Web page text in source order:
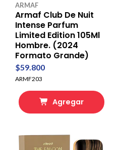
ARMAF
Armaf Club De Nuit
Intense Parfum
Limited Edition 105Ml
Hombre. (2024
Formato Grande)
$59.800
ARMF203
Agregar